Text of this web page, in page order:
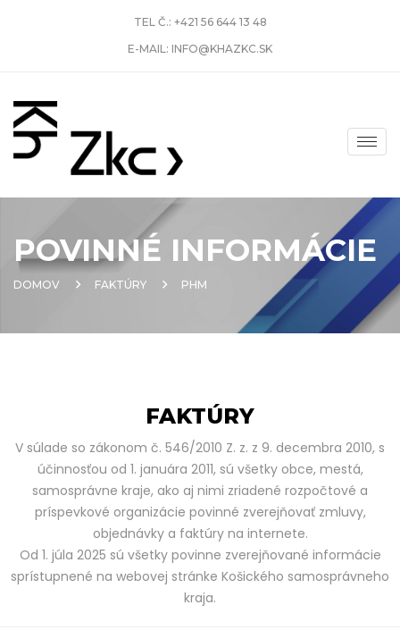
TEL Č.: +421 56 644 13 48
E-MAIL: INFO@KHAZKC.SK
POVINNÉ INFORMÁCIE
DOMOV FAKTÚRY PHM
FAKTÚRY
V súlade so zákonom č. 546/2010 Z. z. z 9. decembra 2010, s
účinnosťou od 1. januára 2011, sú všetky obce, mestá,
samosprávne kraje, ako aj nimi zriadené rozpočtové a
príspevkové organizácie povinné zverejňovať zmluvy,
objednávky a faktúry na internete.
Od 1. júla 2025 sú všetky povinne zverejňované informácie
sprístupnené na webovej stránke Košického samosprávneho
kraja.